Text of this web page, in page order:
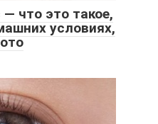
что это такое,
условиях,